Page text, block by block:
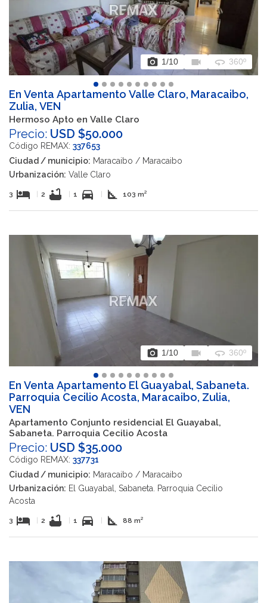
photo_camera 1/10 videocam 360 360º
En Venta Apartamento Valle Claro, Maracaibo,
Zulia, VEN
Hermoso Apto en Valle Claro
Precio: USD $50.000
Código REMAX: 337653
Ciudad / municipio: Maracaibo / Maracaibo
Urbanización: Valle Claro
3 hotel 2 bathtub 1 directions_car square_foot 103 m²
photo_camera 1/10 videocam 360 360º
En Venta Apartamento El Guayabal, Sabaneta.
Parroquia Cecilio Acosta, Maracaibo, Zulia,
VEN
Apartamento Conjunto residencial El Guayabal,
Sabaneta. Parroquia Cecilio Acosta
Precio: USD $35.000
Código REMAX: 337731
Ciudad / municipio: Maracaibo / Maracaibo
Urbanización: El Guayabal, Sabaneta. Parroquia Cecilio
Acosta
3 hotel 2 bathtub 1 directions_car square_foot 88 m²